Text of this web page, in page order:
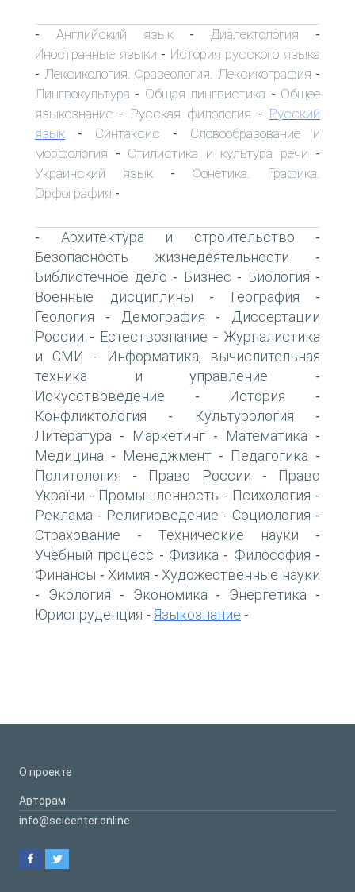
- Английский язык- Диалектология -
Иностранные языки - История русского языка
- Лексикология. Фразеология. Лексикография -
Лингвокультура - Общая лингвистика - Общее
языкознание - Русская филология - Русский
язык - Синтаксис - Словообразование и
морфология - Стилистика и культура речи -
Украинский язык - Фонетика. Графика.
Орфография -
- Архитектура и строительство -
Безопасность жизнедеятельности -
Библиотечное дело - Бизнес - Биология -
Военные дисциплины - География -
Геология - Демография -
Диссертации
России - Естествознание - Журналистика
и СМИ -
Информатика, вычислительная
техника и управление -
Искусствоведение - История -
Конфликтология - Культурология -
Литература - Маркетинг - Математика -
Медицина - Менеджмент - Педагогика -
Политология - Право России -
Право
України - Промышленность - Психология -
Реклама - Религиоведение - Социология -
Страхование - Технические науки -
Учебный процесс - Физика - Философия -
Финансы - Химия - Художественные науки
- Экология - Экономика - Энергетика -
Юриспруденция - Языкознание -
О проекте
Авторам
info@scicenter.online